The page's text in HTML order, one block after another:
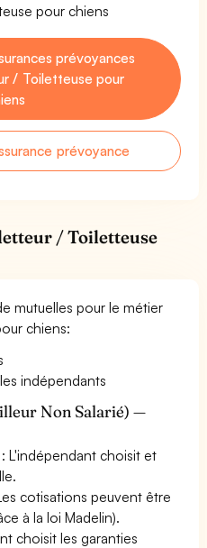
pour chiens
prévoyances
/ Toiletteuse pour
prévoyance
/ Toiletteuse
mutuelles pour le métier
chiens:
indépendants
Non Salarié) —
: L'indépendant choisit et
cotisations peuvent être
à la loi Madelin).
choisit les garanties